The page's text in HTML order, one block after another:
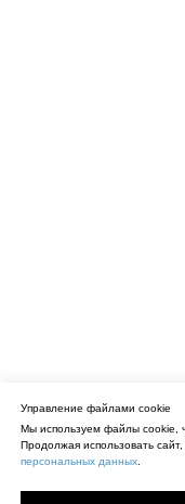
Управление файлами cookie
Мы используем файлы cookie,
Продолжая использовать
персональных данных